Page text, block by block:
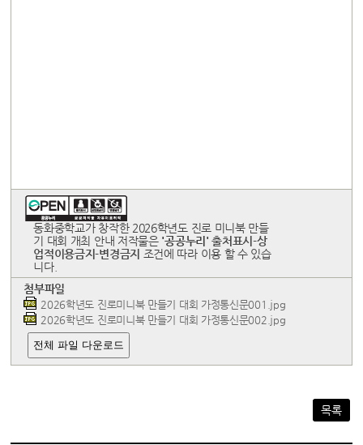
동화중학교가 창작한 2026학년도 진로 미니북 만들
기 대회 개최 안내 저작물은 '공공누리'출처표시-상
업적이용금지-변경금지 조건에 따라 이용 할 수 있습
니다.
첨부파일
2026학년도 진로미니북 만들기 대회 가정통신문001.jpg
2026학년도 진로미니북 만들기 대회 가정통신문002.jpg
전체 파일 다운로드
목록